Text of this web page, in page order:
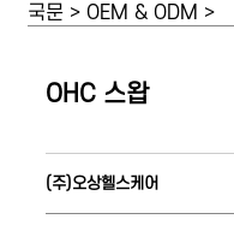
국문 > OEM & ODM >
OHC 스왑
(주)오상헬스케어